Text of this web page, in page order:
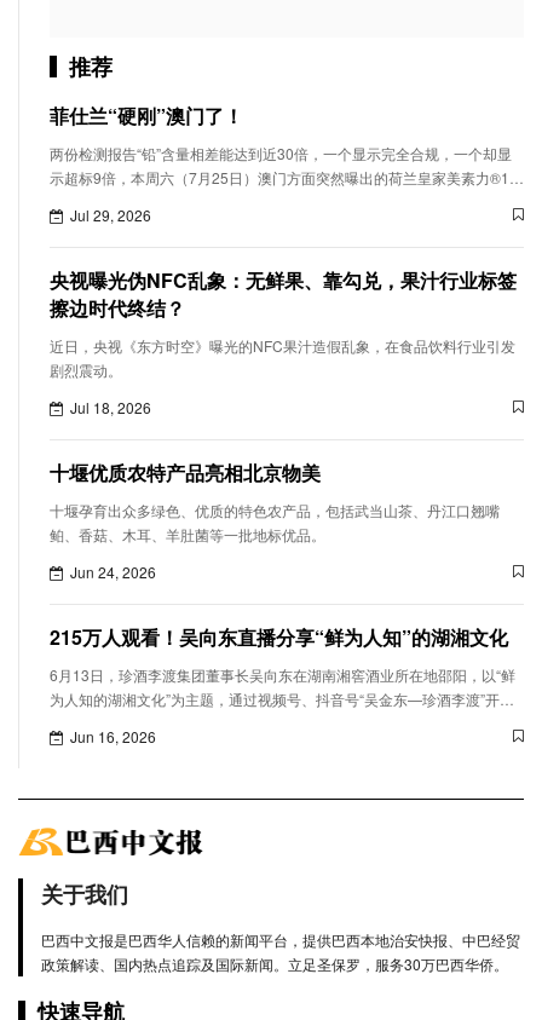
推荐
菲仕兰“硬刚”澳门了！
两份检测报告“铅”含量相差能达到近30倍，一个显示完全合规，一个却显
示超标9倍，本周六（7月25日）澳门方面突然曝出的荷兰皇家美素力®1号
Jul 29, 2026
央视曝光伪NFC乱象：无鲜果、靠勾兑，果汁行业标签
擦边时代终结？
近日，央视《东方时空》曝光的NFC果汁造假乱象，在食品饮料行业引发
剧烈震动。
Jul 18, 2026
十堰优质农特产品亮相北京物美
十堰孕育出众多绿色、优质的特色农产品，包括武当山茶、丹江口翘嘴
鲌、香菇、木耳、羊肚菌等一批地标优品。
Jun 24, 2026
215万人观看！吴向东直播分享“鲜为人知”的湖湘文化
6月13日，珍酒李渡集团董事长吴向东在湖南湘窖酒业所在地邵阳，以“鲜
为人知的湖湘文化”为主题，通过视频号、抖音号“吴金东—珍酒李渡”开启
明、产业发展机遇等，带领广大网友沉浸式探寻千年湖湘文脉，观看人数
Jun 16, 2026
关于我们
巴西中文报是巴西华人信赖的新闻平台，提供巴西本地治安快报、中巴经贸
政策解读、国内热点追踪及国际新闻。立足圣保罗，服务30万巴西华侨。
快速导航